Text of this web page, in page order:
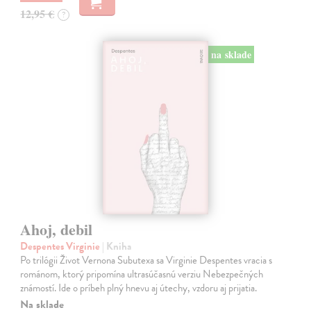
12,95 € ?
na sklade
Ahoj, debil
Despentes Virginie | Kniha
Po trilógii Život Vernona Subutexa sa Virginie Despentes vracia s
románom, ktorý pripomína ultrasúčasnú verziu Nebezpečných
známostí. Ide o príbeh plný hnevu aj útechy, vzdoru aj prijatia.
Na sklade